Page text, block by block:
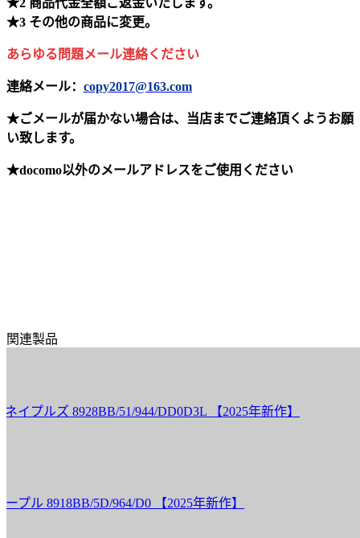
★3 その他の商品に変更。
あらゆる問題メール連絡ください
連絡メール： copy2017@163.com
★ごメールが届かない場合は、当店までご連絡頂くようお願
い致します。
★docomo以外のメールアドレスをご使用ください
関連製品
ルズ 8928BB/51/944/DD0D3L 【2025年新作】
8918BB/5D/964/D0 【2025年新作】